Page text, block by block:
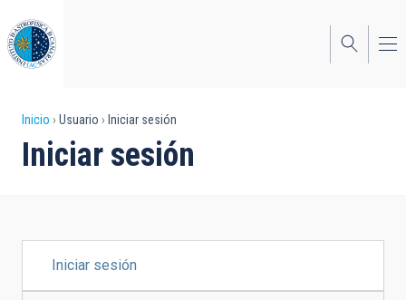
al
contenido
principal
Sobrescribir
enlaces
la
Inicio Usuario Iniciar sesión
Iniciar sesión
PRINCIPALES
Iniciar sesión